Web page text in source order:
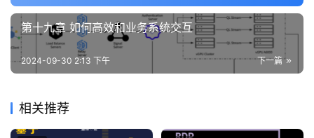
第十九章 如何高效和业务系统交互
下一篇
2024-09-30 2:13 下午
相关推荐